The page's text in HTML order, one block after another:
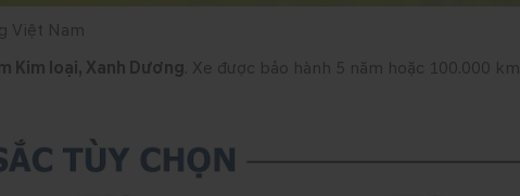
Việt Nam
Kim loại, Xanh Dương. Xe được bảo hành 5 năm hoặc 100.000 km